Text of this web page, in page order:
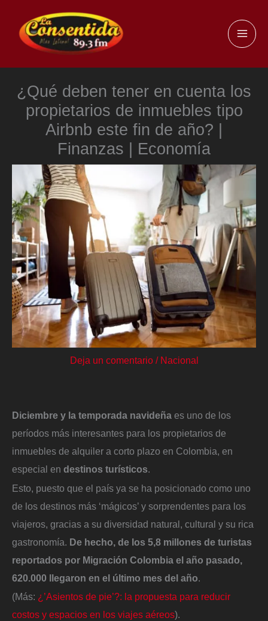
contenido
¿Qué deben tener en cuenta los
propietarios de inmuebles tipo
Airbnb este fin de año? |
Finanzas | Economía
Deja un comentario / Nacional
Diciembre y la temporada navideña es uno de los
períodos más interesantes para los propietarios de
inmuebles de alquiler a corto plazo en Colombia, en
especial en destinos turísticos.
Esto, puesto que el país ya se ha posicionado como uno
de los destinos más ‘mágicos’ y sorprendentes para los
viajeros, gracias a su diversidad natural, cultural y su rica
gastronomía. De hecho, de los 5,8 millones de turistas
reportados por Migración Colombia el año pasado,
620.000 llegaron en el último mes del año
(Más: ¿’Asientos de pie’?: la propuesta para reducir
costos y espacios en los viajes aéreos).